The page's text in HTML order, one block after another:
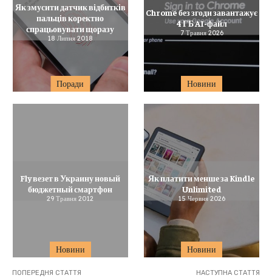
Поради
Як змусити датчик відбитків
пальців коректно
спрацьовувати щоразу
18 Липня 2018
Новини
Chrome без згоди завантажує
4 ГБ AI-файл
7 Травня 2026
Новини
Fly везет в Украину новый
бюджетный смартфон
29 Травня 2012
Новини
Як платити менше за Kindle
Unlimited
15 Червня 2026
ПОПЕРЕДНЯ СТАТТЯ НАСТУПНА СТАТТЯ